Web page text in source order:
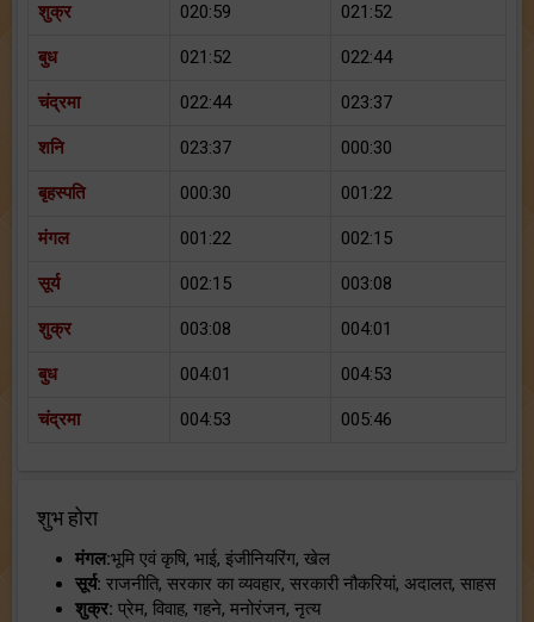
शुक्र 020:59 021:52
बुध 021:52 022:44
चंद्रमा 022:44 023:37
शनि 023:37 000:30
बृहस्पति 000:30 001:22
मंगल 001:22 002:15
सूर्य 002:15 003:08
शुक्र 003:08 004:01
बुध 004:01 004:53
चंद्रमा 004:53 005:46
शुभ होरा
मंगल:भूमि एवं कृषि, भाई, इंजीनियरिंग, खेल
सूर्य: राजनीति, सरकार का व्यवहार, सरकारी नौकरियां, अदालत, साहस
शुक्र: प्रेम, विवाह, गहने, मनोरंजन, नृत्य